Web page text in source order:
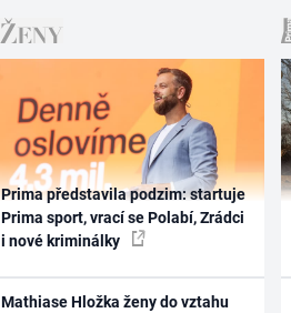
Prima představila podzim: startuje
Prima sport, vrací se Polabí, Zrádci
i nové kriminálky
Mathiase Hložka ženy do vztahu